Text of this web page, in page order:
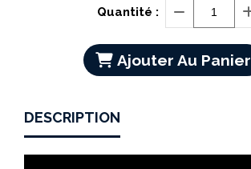
Quantité :
Ajouter Au Panier
DESCRIPTION